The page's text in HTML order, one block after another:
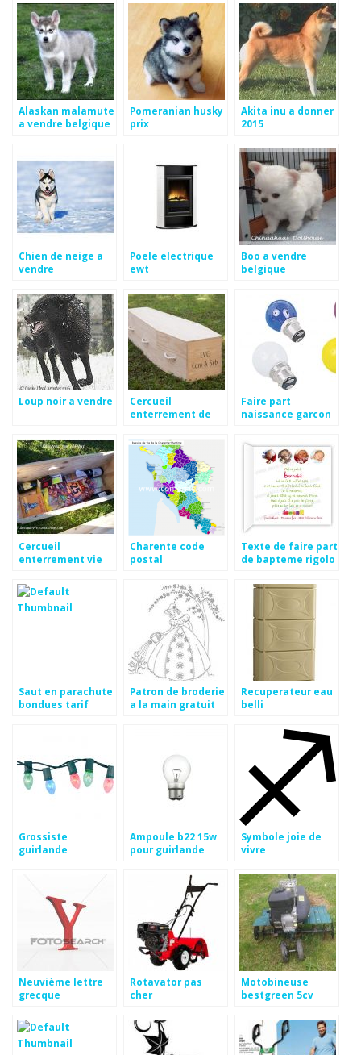
Alaskan malamute
a vendre belgique
Pomeranian husky
prix
Akita inu a donner
2015
Chien de neige a
vendre
Poele electrique
ewt
Boo a vendre
belgique
Loup noir a vendre
Cercueil
enterrement de
Faire part
naissance garcon
Cercueil
enterrement vie
Charente code
postal
Texte de faire part
de bapteme rigolo
Saut en parachute
bondues tarif
Patron de broderie
a la main gratuit
Recuperateur eau
belli
Grossiste
guirlande
Ampoule b22 15w
pour guirlande
Symbole joie de
vivre
Neuvième lettre
grecque
Rotavator pas
cher
Motobineuse
bestgreen 5cv